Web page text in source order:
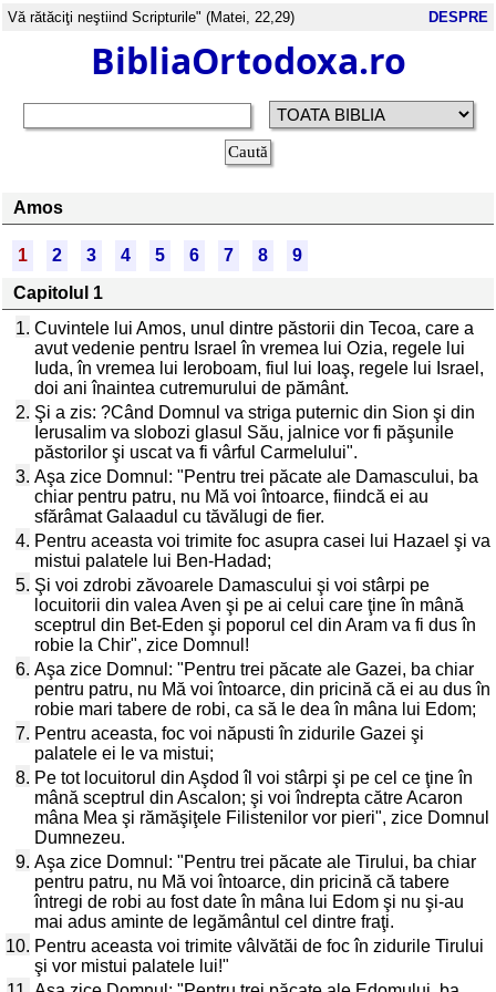
Vă rătăciţi neştiind Scripturile" (Matei, 22,29) DESPRE
BibliaOrtodoxa.ro
Amos
1 2 3 4 5 6 7 8
9
Capitolul 1
1. Cuvintele lui Amos, unul dintre păstorii din Tecoa, care a
avut vedenie pentru Israel în vremea lui Ozia, regele lui
Iuda, în vremea lui Ieroboam, fiul lui Ioaş, regele lui Israel,
doi ani înaintea cutremurului de pământ.
2. Şi a zis: ?Când Domnul va striga puternic din Sion şi din
Ierusalim va slobozi glasul Său, jalnice vor fi păşunile
păstorilor şi uscat va fi vârful Carmelului".
3. Aşa zice Domnul: "Pentru trei păcate ale Damascului, ba
chiar pentru patru, nu Mă voi întoarce, fiindcă ei au
sfărâmat Galaadul cu tăvălugi de fier.
4. Pentru aceasta voi trimite foc asupra casei lui Hazael şi va
mistui palatele lui Ben-Hadad;
5. Şi voi zdrobi zăvoarele Damascului şi voi stârpi pe
locuitorii din valea Aven şi pe ai celui care ţine în mână
sceptrul din Bet-Eden şi poporul cel din Aram va fi dus în
robie la Chir", zice Domnul!
6. Aşa zice Domnul: "Pentru trei păcate ale Gazei, ba chiar
pentru patru, nu Mă voi întoarce, din pricină că ei au dus în
robie mari tabere de robi, ca să le dea în mâna lui Edom;
7. Pentru aceasta, foc voi năpusti în zidurile Gazei şi
palatele ei le va mistui;
8. Pe tot locuitorul din Aşdod îl voi stârpi şi pe cel ce ţine în
mână sceptrul din Ascalon; şi voi îndrepta către Acaron
mâna Mea şi rămăşiţele Filistenilor vor pieri", zice Domnul
Dumnezeu.
9. Aşa zice Domnul: "Pentru trei păcate ale Tirului, ba chiar
pentru patru, nu Mă voi întoarce, din pricină că tabere
întregi de robi au fost date în mâna lui Edom şi nu şi-au
mai adus aminte de legământul cel dintre fraţi.
10. Pentru aceasta voi trimite vâlvătăi de foc în zidurile Tirului
şi vor mistui palatele lui!"